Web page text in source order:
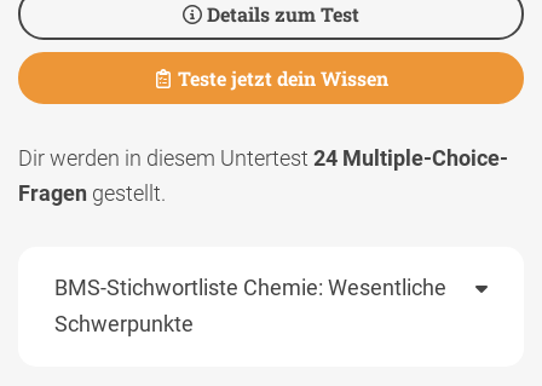
Details zum Test
Teste jetzt dein Wissen
Dir werden in diesem Untertest 24 Multiple-Choice-
Fragen gestellt.
BMS-Stichwortliste Chemie: Wesentliche
Schwerpunkte